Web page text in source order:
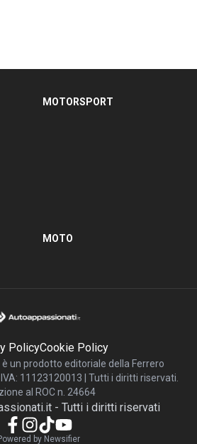
MOTORSPORT
MOTO
PolicyCookie Policy
un prodotto editoriale della Ferrero
11123120013 | Tutti i diritti riservati.
al ROC n. 24664
- Tutti i diritti riservati
by Newsifier